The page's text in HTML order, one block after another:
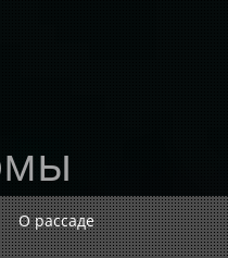
О рассаде